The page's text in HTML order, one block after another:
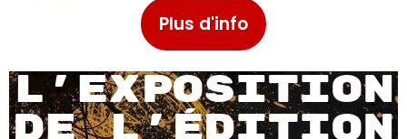
Plus d'info
L'EXPOSITION
DE L'édition